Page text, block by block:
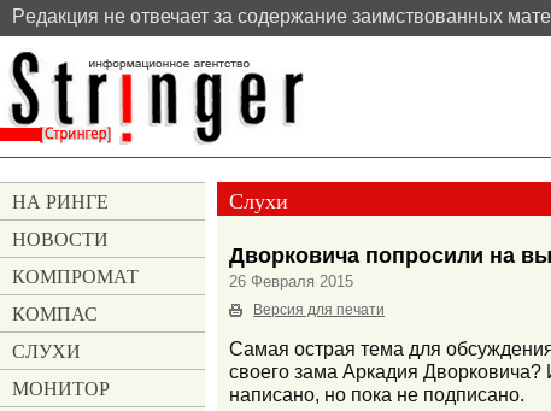
Pедакция не отвечает за содержание заимствованных
Слухи
Дворковича попросили на
26 Февраля 2015
Версия для печати
Самая острая тема для
своего зама Аркадия Дворковича?
написано, но пока не подписано.
НА РИНГЕ
НОВОСТИ
КОМПРОМАТ
КОМПАС
СЛУХИ
МОНИТОР